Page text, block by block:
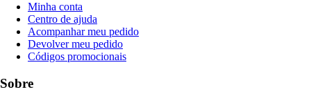
Minha conta
Centro de ajuda
Acompanhar meu pedido
Devolver meu pedido
Códigos promocionais
Sobre